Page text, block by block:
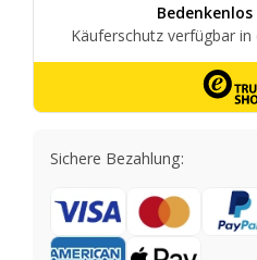
Sichere Bezahlung: